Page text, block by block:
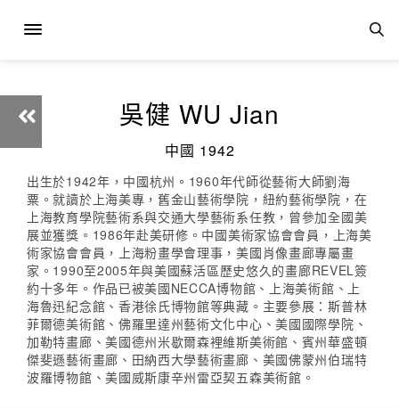
吳健 WU Jian
中國 1942
出生於1942年，中國杭州。1960年代師從藝術大師劉海
粟。就讀於上海美專，舊金山藝術學院，紐約藝術學院，在
上海教育學院藝術系與交通大學藝術系任教，曾參加全國美
展並獲獎。1986年赴美研修。中國美術家協會會員，上海美
術家協會會員，上海粉畫學會理事，美國肖像畫廊專屬畫
家。1990至2005年與美國蘇活區歷史悠久的畫廊REVEL簽
約十多年。作品已被美國NECCA博物館、上海美術館、上
海魯迅紀念館、香港徐氏博物館等典藏。主要參展：斯普林
菲爾德美術館、佛羅里達州藝術文化中心、美國國際學院、
加勒特畫廊、美國德州米歇爾森裡維斯美術館、賓州華盛頓
傑斐遜藝術畫廊、田納西大學藝術畫廊、美國佛蒙州伯瑞特
波羅博物館、美國威斯康辛州雷亞契五森美術館。